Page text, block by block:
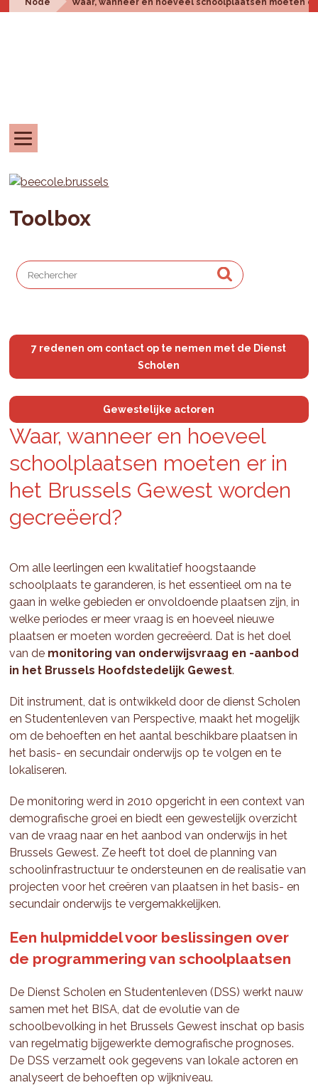
Node Waar, wanneer en hoeveel schoolplaatsen moeten
Toolbox
7 redenen om contact op te nemen met de Dienst
Scholen
Gewestelijke actoren
Waar, wan­neer en ho­eveel
school­plaat­sen moeten er in
het Brus­sels Gewest wor­den
gecreëerd?
Om alle leerlingen een kwalitatief hoogstaande
schoolplaats te garanderen, is het essentieel om na te
gaan in welke gebieden er onvoldoende plaatsen zijn, in
welke periodes er meer vraag is en hoeveel nieuwe
plaatsen er moeten worden gecreëerd. Dat is het doel
van de monitoring van onderwijsvraag en -aanbod
in het Brussels Hoofdstedelijk Gewest.
Dit instrument, dat is ontwikkeld door de dienst Scholen
en Studentenleven van Perspective, maakt het mogelijk
om de behoeften en het aantal beschikbare plaatsen in
het basis- en secundair onderwijs op te volgen en te
lokaliseren.
De monitoring werd in 2010 opgericht in een context van
demografische groei en biedt een gewestelijk overzicht
van de vraag naar en het aanbod van onderwijs in het
Brussels Gewest. Ze heeft tot doel de planning van
schoolinfrastructuur te ondersteunen en de realisatie van
projecten voor het creëren van plaatsen in het basis- en
secundair onderwijs te vergemakkelijken.
Een hulpmiddel voor beslissingen over
de programmering van schoolplaatsen
De Dienst Scholen en Studentenleven (DSS) werkt nauw
samen met het BISA, dat de evolutie van de
schoolbevolking in het Brussels Gewest inschat op basis
van regelmatig bijgewerkte demografische prognoses.
De DSS verzamelt ook gegevens van lokale actoren en
analyseert de behoeften op wijkniveau.